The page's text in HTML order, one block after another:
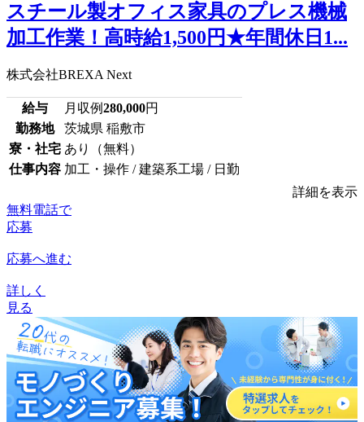
スチール製オフィス家具のプレス機械
加工作業！高時給1,500円★年間休日1...
株式会社BREXA Next
給与 月収例280,000円
勤務地
茨城県 稲敷市
寮・社宅 あり（無料）
仕事内容 加工・操作 / 建築系工場 / 日勤
詳細を表示
無料電話で
応募
応募へ進む
詳しく
見る